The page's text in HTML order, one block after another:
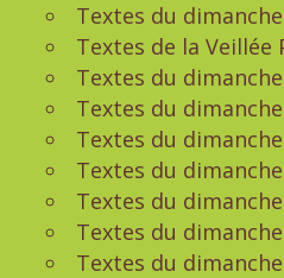
Textes du
Textes de la Veillée
Textes du
Textes du
Textes du
Textes du
Textes du
Textes du
Textes du